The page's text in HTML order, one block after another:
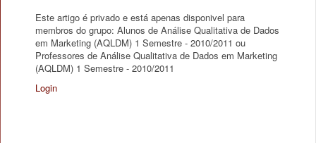
Este artigo é privado e está apenas disponivel para
membros do grupo: Alunos de Análise Qualitativa de Dados
em Marketing (AQLDM) 1 Semestre - 2010/2011 ou
Professores de Análise Qualitativa de Dados em Marketing
(AQLDM) 1 Semestre - 2010/2011
Login